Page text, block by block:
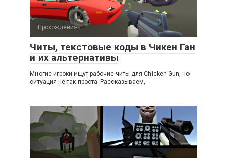
Прохождения
Читы, текстовые коды в Чикен Ган
и их альтернативы
Многие игроки ищут рабочие читы для Chicken Gun, но
ситуация не так проста. Рассказываем,